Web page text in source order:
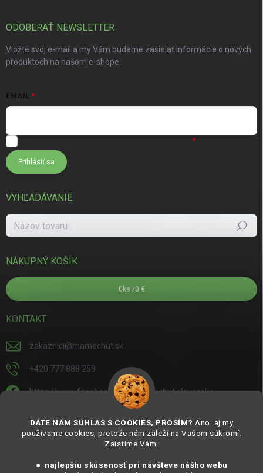
DÁTE NÁM SÚHLAS S COOKIES, PROSÍM? Áno, aj my
používame cookies, pretože nám záleží na Vašom súkromí.
Zaistíme Vám:
● najlepšiu skúsenosť pri návšteve nášho webu
ODOBERAŤ NEWSLETTER
Vložte svoj e-mail a my Vám budeme zasielať informácie o nových
produktoch na našom e-shope.
EMAIL
Prihlásiť sa
VYHĽADÁVANIE
Hľadať
NÁKUPNÝ KOŠÍK
0 ks /0 €
KONTAKT
zakaznici@mamechut.sk
+420 777 888 259
https://www.facebook.com/mamechut.slovensko
https://www.youtube.com/@mamechutczsk
@mamechut.czsk